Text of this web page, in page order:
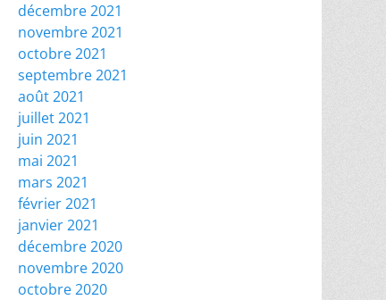
décembre 2021
novembre 2021
octobre 2021
septembre 2021
août 2021
juillet 2021
juin 2021
mai 2021
mars 2021
février 2021
janvier 2021
décembre 2020
novembre 2020
octobre 2020